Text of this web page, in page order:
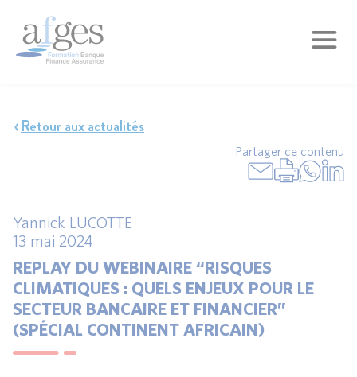
Retour aux actualités
Partager ce contenu
Yannick LUCOTTE
13 mai 2024
REPLAY DU WEBINAIRE “RISQUES
CLIMATIQUES : QUELS ENJEUX POUR LE
SECTEUR BANCAIRE ET FINANCIER”
(SPÉCIAL CONTINENT AFRICAIN)